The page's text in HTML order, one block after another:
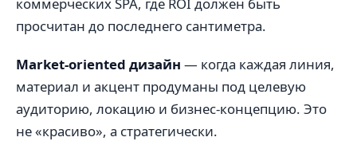
просчитан до последнего сантиметра.
Market-oriented дизайн — когда каждая линия,
материал и акцент продуманы под целевую
аудиторию, локацию и бизнес-концепцию. Это
не «красиво», а стратегически.